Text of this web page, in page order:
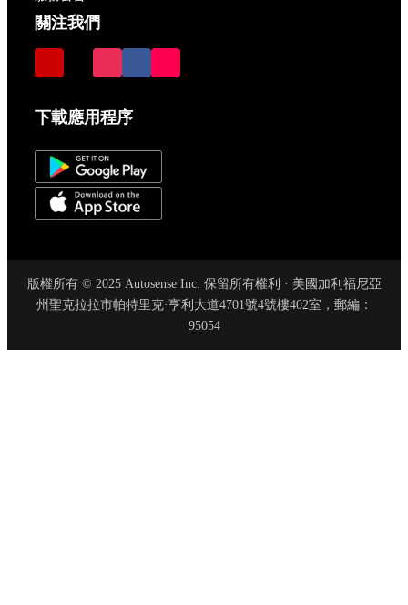
關注我們
下載應用程序
版權所有 © 2025 Autosense Inc. 保留所有權利 · 美國加利福尼亞
州聖克拉拉市帕特里克·亨利大道4701號4號樓402室，郵編：
95054